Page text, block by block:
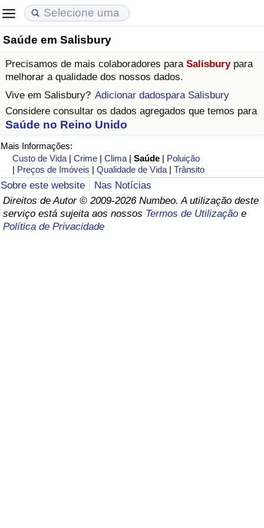
Saúde em Salisbury
Precisamos de mais colaboradores para Salisburypara
melhorar a qualidade dos nossos dados.
Vive em Salisbury? Adicionar dadospara Salisbury
Considere consultar os dados agregados que temos para
Saúde no Reino Unido
Mais Informações:
Custo de Vida |Crime |Clima |Saúde | Poluição
| Preços de Imóveis |Qualidade de Vida |Trânsito
Sobre este website
Nas Notícias
Direitos de Autor © 2009-2026 Numbeo. A utilização deste
serviço está sujeita aos nossos Termos de Utilização e
Política de Privacidade
Custo de Vida
Indicador de Custo de Vida (Atual)
Indicador de Custo de Vida
Indicador de Custo de Vida Por País
em Aqaba
Preços de Imóveis
Indicador de Preços de Imóveis (Atual)
Indicador de Preços de Imóveis
Indicador de Preços de Imóveis por País
Qualidade de Vida
Indicador de Qualidade de Vida
Indicador de Qualidade de Vida (Atual)
Índice de qualidade de vida por país
Crime
Taxa do Indicador de Crime (Atual)
Indicador de Crime